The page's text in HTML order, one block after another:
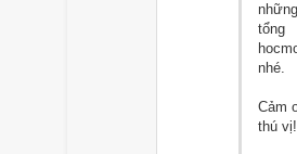
nhé.
Cảm
thú vị!